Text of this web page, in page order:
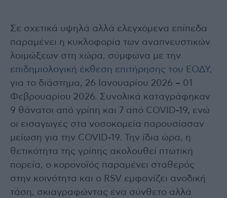
Σε σχετικά υψηλά αλλά ελεγχόμενα επίπεδα
παραμένει η κυκλοφορία των αναπνευστικών
λοιμώξεων στη χώρα, σύμφωνα με την
επιδημιολογική έκθεση επιτήρησης του ΕΟΔΥ,
για το διάστημα, 26 Ιανουαρίου 2026 – 01
Φεβρουαρίου 2026. Συνολικά καταγράφηκαν
9 θάνατοι από γρίπη και 7 από COVID-19, ενώ
οι εισαγωγές στα νοσοκομεία παρουσίασαν
μείωση για την COVID-19. Την ίδια ώρα, η
θετικότητα της γρίπης ακολουθεί πτωτική
πορεία, ο κορονοϊός παραμένει σταθερός
στην κοινότητα και ο RSV εμφανίζει ανοδική
τάση, σκιαγραφώντας ένα σύνθετο αλλά